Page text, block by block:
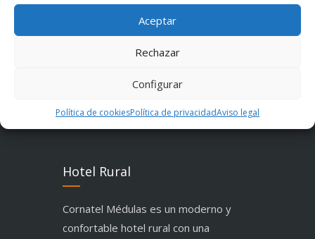
Aceptar
Rechazar
Configurar
Política de cookiesPolítica de privacidadAviso legal
Todas las comodidades
¡Reserva ya!
Hotel Rural
Cornatel Médulas es un moderno y
confortable hotel rural con una